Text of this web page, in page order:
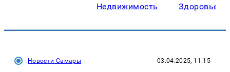
Недвижимость Здоровье
Новости Самары 03.04.2025, 11:15